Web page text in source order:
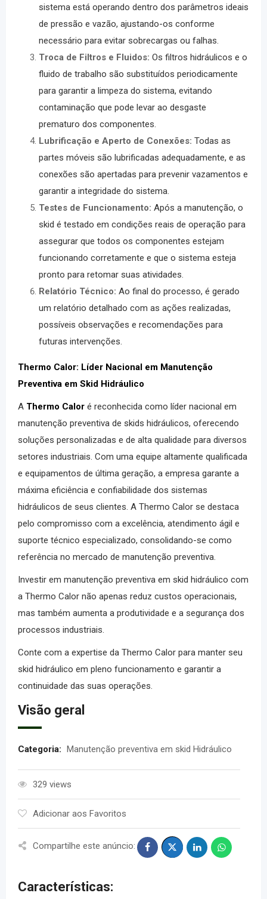
sistema está operando dentro dos parâmetros ideais
de pressão e vazão, ajustando-os conforme
necessário para evitar sobrecargas ou falhas.
Troca de Filtros e Fluidos: Os filtros hidráulicos e o
fluido de trabalho são substituídos periodicamente
para garantir a limpeza do sistema, evitando
contaminação que pode levar ao desgaste
prematuro dos componentes.
Lubrificação e Aperto de Conexões: Todas as
partes móveis são lubrificadas adequadamente, e as
conexões são apertadas para prevenir vazamentos e
garantir a integridade do sistema.
Testes de Funcionamento: Após a manutenção, o
skid é testado em condições reais de operação para
assegurar que todos os componentes estejam
funcionando corretamente e que o sistema esteja
pronto para retomar suas atividades.
Relatório Técnico: Ao final do processo, é gerado
um relatório detalhado com as ações realizadas,
possíveis observações e recomendações para
futuras intervenções.
Thermo Calor: Líder Nacional em Manutenção
Preventiva em Skid Hidráulico
A Thermo Calor é reconhecida como líder nacional em
manutenção preventiva de skids hidráulicos, oferecendo
soluções personalizadas e de alta qualidade para diversos
setores industriais. Com uma equipe altamente qualificada
e equipamentos de última geração, a empresa garante a
máxima eficiência e confiabilidade dos sistemas
hidráulicos de seus clientes. A Thermo Calor se destaca
pelo compromisso com a excelência, atendimento ágil e
suporte técnico especializado, consolidando-se como
referência no mercado de manutenção preventiva.
Investir em manutenção preventiva em skid hidráulico com
a Thermo Calor não apenas reduz custos operacionais,
mas também aumenta a produtividade e a segurança dos
processos industriais.
Conte com a expertise da Thermo Calor para manter seu
skid hidráulico em pleno funcionamento e garantir a
continuidade das suas operações.
Visão geral
Categoria: Manutenção preventiva em skid Hidráulico
329 views
Adicionar aos Favoritos
Compartilhe este anúncio:
Características: